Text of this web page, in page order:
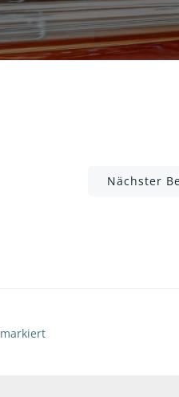
Nächster
markiert